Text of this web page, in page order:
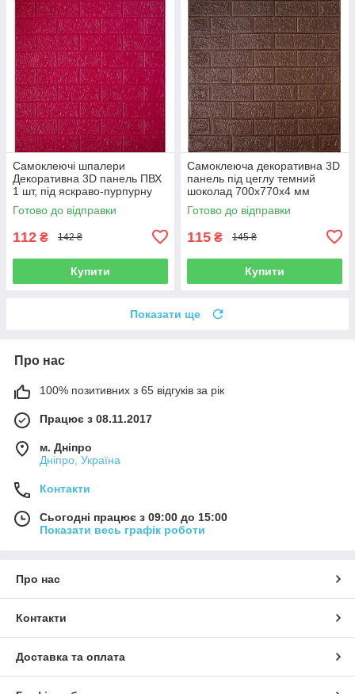
Самоклеючі шпалери
Декоративна 3D панель ПВХ
1 шт, під яскраво-пурпурну
рівну цеглу 700x770x4 мм
Готово до відправки
112 ₴ 142 ₴
Купити
Самоклеюча декоративна 3D
панель під цеглу темний
шоколад 700x770x4 мм
Готово до відправки
115 ₴ 145 ₴
Купити
Показати ще
Про нас
100% позитивних з 65 відгуків за рік
Працює з 08.11.2017
м. Дніпро
Дніпро, Україна
Контакти
Сьогодні працює з 09:00 до 15:00
Показати весь графік роботи
Про нас
Контакти
Доставка та оплата